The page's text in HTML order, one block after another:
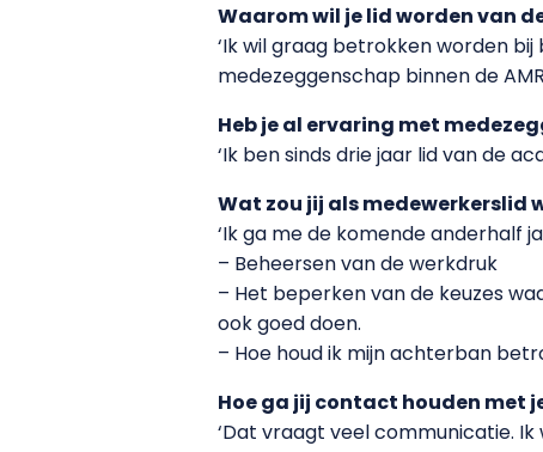
Waarom wil je lid worden van
‘Ik wil graag betrokken worden
medezeggenschap binnen de
Heb je al ervaring met
‘Ik ben sinds drie jaar lid van de
Wat zou jij als medewerkerslid
‘Ik ga me de komende anderhalf
– Beheersen van de werkdruk
– Het beperken van de keuzes
ook goed doen.
– Hoe houd ik mijn achterban
Hoe ga jij contact houden met
‘Dat vraagt veel communicatie.